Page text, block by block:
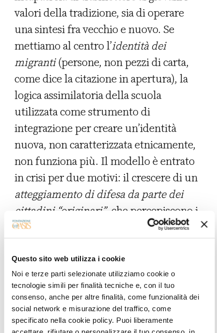
Questo sito web utilizza i cookie
Noi e terze parti selezionate utilizziamo cookie o
tecnologie simili per finalità tecniche e, con il tuo
consenso, anche per altre finalità, come funzionalità dei
social network e misurazione del traffico, come
specificato nella cookie policy. Puoi liberamente
valori della tradizione, sia di operare
una sintesi fra vecchio e nuovo. Se
mettiamo al centro l’identità dei
migranti(persone, non pezzi di carta,
come dice la citazione in apertura), la
logica assimilatoria della scuola
utilizzata come strumento di
integrazione per creare un’identità
nuova, non caratterizzata etnicamente,
non funziona più. Il modello è entrato
in crisi per due motivi: il crescere di un
atteggiamento di difesa da parte dei
cittadini “originari”, che percepiscono i
nuovi arrivati come minaccia,
concorrenti sleali nello spartirsi risorse
sempre più ridotte, e la
desiderio di assimilazione da parte dei
nuovi arrivati, che si esprime con
atteggiamenti di tipo fondamentalista
sul piano politico, ma anche con